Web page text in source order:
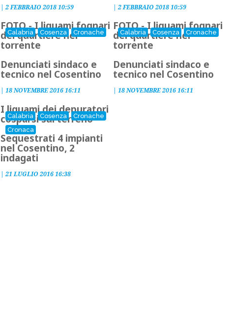
|2 FEBBRAIO 2018 10:59 |2 FEBBRAIO 2018 10:59
Calabria Cosenza Cronache
FOTO - I liquami fognari
del quartiere nel
torrente
Denunciati sindaco e
tecnico nel Cosentino
|18 NOVEMBRE 2016 16:11
Calabria Cosenza Cronache
FOTO - I liquami fognari
del quartiere nel
torrente
Denunciati sindaco e
tecnico nel Cosentino
|18 NOVEMBRE 2016 16:11
Calabria Cosenza
Cronache
Cronaca
I liquami dei depuratori
cosparsi sul terreno
Sequestrati 4 impianti
nel Cosentino, 2
indagati
|21 LUGLIO 2016 16:38